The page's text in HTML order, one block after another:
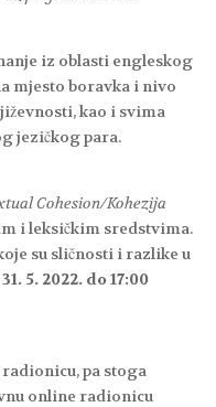
iz oblasti engleskog
mjesto boravka i nivo
kao i svima
jezičkog para.
Cohesion/Kohezija
i leksičkim sredstvima.
su sličnosti i razlike u
5. 2022. do 17:00
pa stoga
online radionicu